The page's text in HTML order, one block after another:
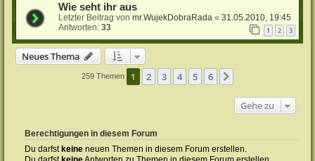
Wie seht ihr aus
Letzter Beitrag vonmr.WujekDobraRada «31.05.2010, 19:45
Antworten:33 1 2 3
Neues Thema
259 Themen 1 2 3 4 5 6
Gehe zu
Berechtigungen in diesem Forum
Du darfstkeine neuen Themen in diesem Forum erstellen.